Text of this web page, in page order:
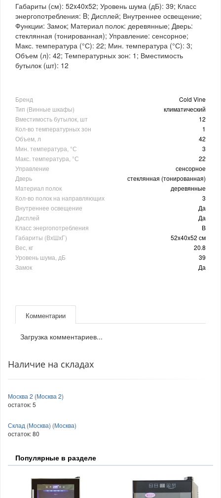
Габариты (см): 52x40x52; Уровень шума (дБ): 39; Класс
энергопотребления: B; Дисплей; Внутреннее освещение;
Функции: Замок; Материал полок: деревянные; Дверь:
стеклянная (тонированная); Управление: сенсорное;
Макс. температура (°С): 22; Мин. температура (°С): 3;
Объем (л): 42; Температурных зон: 1; Вместимость
бутылок (шт): 12
Бренд
Cold Vine
Тип (Винные шкафы)
климатический
Вместимость бутылок, шт
12
Кол-во температурных зон
1
Объем, л
42
Мин. температура, °С
3
Макс. температура, °С
22
Управление
сенсорное
Дверь
стеклянная (тонированная)
Материал полок
деревянные
Кол-во полок на направляющих
3
Внутреннее освещение
Да
Дисплей
Да
Класс энергопотребления
B
Габариты (ВхШхГ)
52x40x52 см
Вес, кг
20.8
Уровень шума, дБ
39
Замок
Да
Комментарии
Загрузка комментариев...
Наличие на складах
Москва 2 (Москва 2)
остаток:5
Склад (Москва) (Москва)
остаток:80
Популярные в разделе